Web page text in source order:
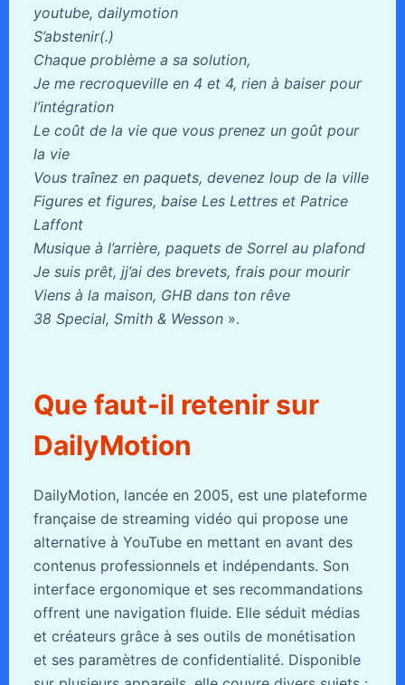
youtube, dailymotion
S’abstenir(.)
Chaque problème a sa solution,
Je me recroqueville en 4 et 4, rien à baiser pour
l’intégration
Le coût de la vie que vous prenez un goût pour
la vie
Vous traînez en paquets, devenez loup de la ville
Figures et figures, baise Les Lettres et Patrice
Laffont
Musique à l’arrière, paquets de Sorrel au plafond
Je suis prêt, jj’ai des brevets, frais pour mourir
Viens à la maison, GHB dans ton rêve
38 Special, Smith & Wesson ».
Que faut-il retenir sur
DailyMotion
DailyMotion, lancée en 2005, est une plateforme
française de streaming vidéo qui propose une
alternative à YouTube en mettant en avant des
contenus professionnels et indépendants. Son
interface ergonomique et ses recommandations
offrent une navigation fluide. Elle séduit médias
et créateurs grâce à ses outils de monétisation
et ses paramètres de confidentialité. Disponible